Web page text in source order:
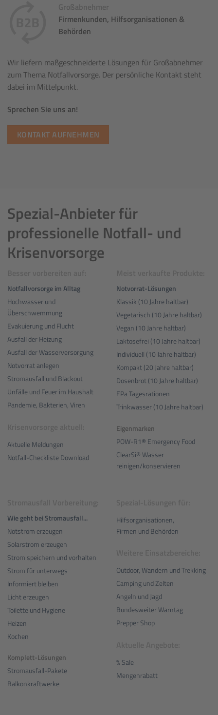
Großabnehmer
Firmenkunden, Hilfsorganisationen &
Behörden
Wir liefern maßgeschneiderte Lösungen für Großabnehmer
zum Thema Notfallvorsorge. Der persönliche Kontakt steht
dabei im Mittelpunkt.
Sprechen Sie uns an!
KONTAKT AUFNEHMEN
Spezial-Anbieter für
professionelle Notfall- und
Krisenvorsorge
Notfallvorsorge im Alltag
Hochwasser und
Überschwemmung
Evakuierung und Flucht
Ausfall der Heizung
Ausfall der Wasserversorgung
Notvorrat anlegen
Stromausfall und Blackout
Unfälle und Feuer im Haushalt
Pandemie, Bakterien, Viren
Aktuelle Meldungen
Notfall-Checkliste Download
Notvorrat-Lösungen
Klassik (10 Jahre haltbar)
Vegetarisch (10 Jahre haltbar)
Vegan (10 Jahre haltbar)
Laktosefrei (10 Jahre haltbar)
Individuell (10 Jahre haltbar)
Kompakt (20 Jahre haltbar)
Dosenbrot (10 Jahre haltbar)
EPa Tagesrationen
Trinkwasser (10 Jahre haltbar)
Eigenmarken
POW-R1® Emergency Food
ClearSi® Wasser
reinigen/konservieren
Wie geht bei Stromausfall...
Notstrom erzeugen
Solarstrom erzeugen
Strom speichern und vorhalten
Strom für unterwegs
Informiert bleiben
Licht erzeugen
Toilette und Hygiene
Heizen
Kochen
Komplett-Lösungen
Stromausfall-Pakete
Balkonkraftwerke
Hilfsorganisationen,
Firmen und Behörden
Outdoor, Wandern und Trekking
Camping und Zelten
Angeln und Jagd
Bundesweiter Warntag
Prepper Shop
% Sale
Mengenrabatt